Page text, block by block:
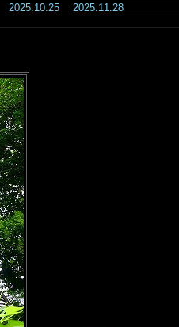
2025.10.25
2025.11.28